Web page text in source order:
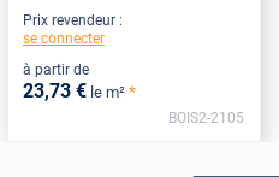
Prix revendeur :
se connecter
à partir de
23,73 € le m² *
BOIS2-2105